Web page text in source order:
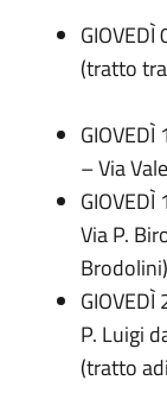
(tratto
– Via
Via P.
P. Luigi
(tratto